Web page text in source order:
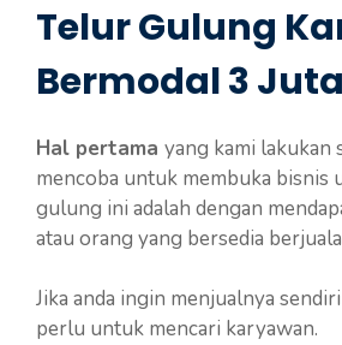
Telur Gulung
Bermodal 3
Hal pertama yang kami lakukan
mencoba untuk membuka bisnis
gulung ini adalah dengan
atau orang yang bersedia
Jika anda ingin menjualnya
perlu untuk mencari karyawan.